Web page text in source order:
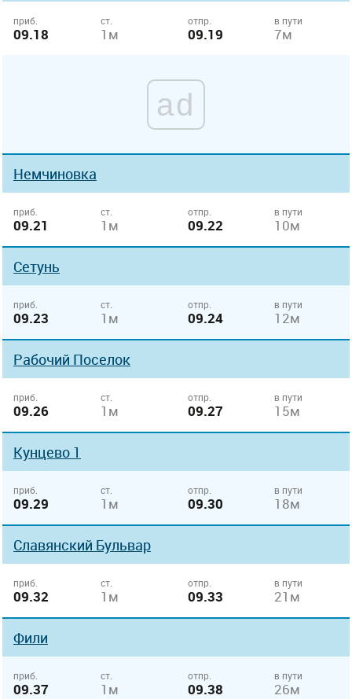
приб.
09.18
ст.
1м
отпр.
09.19
в пути
7м
ad
Немчиновка
приб.
09.21
ст.
1м
отпр.
09.22
в пути
10м
Сетунь
приб.
09.23
ст.
1м
отпр.
09.24
в пути
12м
Рабочий Поселок
приб.
09.26
ст.
1м
отпр.
09.27
в пути
15м
Кунцево 1
приб.
09.29
ст.
1м
отпр.
09.30
в пути
18м
Славянский Бульвар
приб.
09.32
ст.
1м
отпр.
09.33
в пути
21м
Фили
приб.
09.37
ст.
1м
отпр.
09.38
в пути
26м